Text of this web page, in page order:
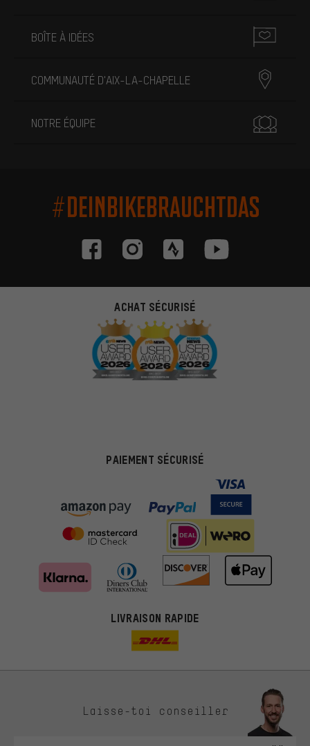
BOÎTE À IDÉES
COMMUNAUTÉ D'AIX-LA-CHAPELLE
NOTRE ÉQUIPE
#DEINBIKEBRAUCHTDAS
ACHAT SÉCURISÉ
PAIEMENT SÉCURISÉ
LIVRAISON RAPIDE
Laisse-toi conseiller
Des offres plus adaptées
Au lieu de pubs au hasard, nous afficherons des offres plus